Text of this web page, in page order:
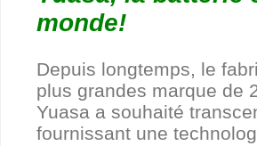
monde!
Depuis longtemps, le
plus grandes marque de
Yuasa a souhaité
fournissant une